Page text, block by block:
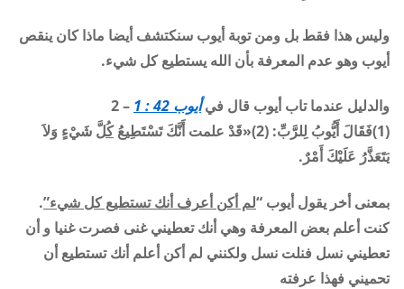
وليس هذا فقط بل ومن توبة أيوب سنكتشف أيضا ماذا كان ينقص
أيوب وهو عدم المعرفة بأن الله يستطيع كل شيء.
والدليل عندما تاب أيوب قال فيأيوب 42 : 1
– 2
(1)فَقَالَ أَيُّوبُ لِلرَّبِّ: (2)«قَدْ علمت أَنَّكَ تَسْتَطِيعُ
كُلَّ شَيْءٍ وَلاَ
يَتَعَذَّرُ عَلَيْكَ أَمْرٌ.
بمعنى أخر يقول أيوب “لم أكن أعرف أنك تستطيع كل شيء”.
كنت أعلم بعض المعرفة وهي أنك تعطيني غنى فصرت غنيا و أن
تعطيني نسل فنلت نسل ولكنني لم أكن أعلم أنك تستطيع أن
تحميني فهذا عرفته